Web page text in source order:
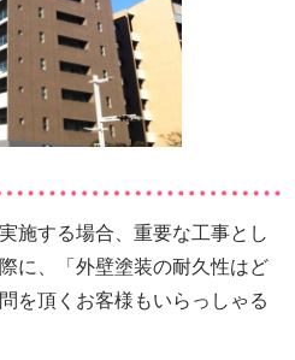
施する場合、重要な工事とし
に、「外壁塗装の耐久性はど
を頂くお客様もいらっしゃる